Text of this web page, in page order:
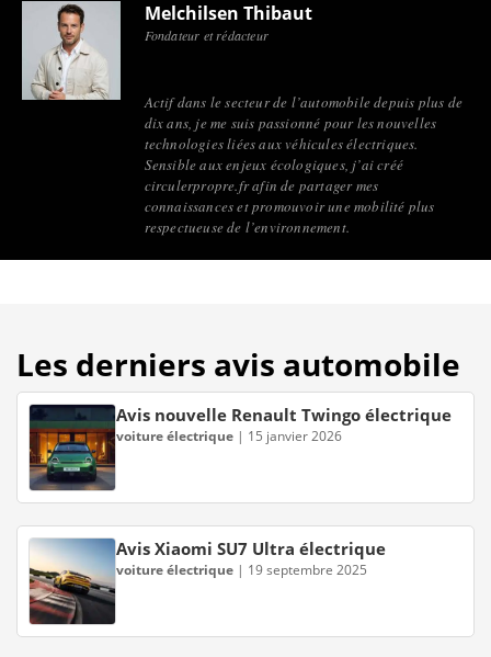
Melchilsen Thibaut
Fondateur et rédacteur
Actif dans le secteur de l’automobile depuis plus de
dix ans, je me suis passionné pour les nouvelles
technologies liées aux véhicules électriques.
Sensible aux enjeux écologiques, j’ai créé
circulerpropre.fr afin de partager mes
connaissances et promouvoir une mobilité plus
respectueuse de l’environnement.
Les derniers avis automobile
Avis nouvelle Renault Twingo électrique
voiture électrique | 15 janvier 2026
Avis Xiaomi SU7 Ultra électrique
voiture électrique | 19 septembre 2025